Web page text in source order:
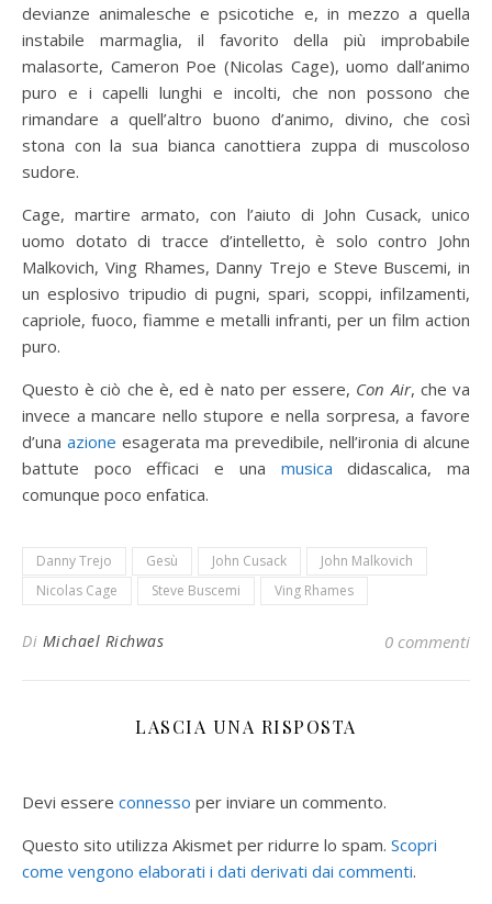
devianze animalesche e psicotiche e, in mezzo a quella
instabile marmaglia, il favorito della più improbabile
malasorte, Cameron Poe (Nicolas Cage), uomo dall’animo
puro e i capelli lunghi e incolti, che non possono che
rimandare a quell’altro buono d’animo, divino, che così
stona con la sua bianca canottiera zuppa di muscoloso
sudore.
Cage, martire armato, con l’aiuto di John Cusack, unico
uomo dotato di tracce d’intelletto, è solo contro John
Malkovich, Ving Rhames, Danny Trejo e Steve Buscemi, in
un esplosivo tripudio di pugni, spari, scoppi, infilzamenti,
capriole, fuoco, fiamme e metalli infranti, per un film action
puro.
Questo è ciò che è, ed è nato per essere, Con Air, che va
invece a mancare nello stupore e nella sorpresa, a favore
d’unaazione esagerata ma prevedibile, nell’ironia di alcune
battute poco efficaci e una musica didascalica, ma
comunque poco enfatica.
Danny Trejo Gesù John Cusack
John Malkovich
Nicolas Cage
Steve Buscemi Ving Rhames
Di Michael Richwas 0 commenti
LASCIA UNA RISPOSTA
Devi essere connesso per inviare un commento.
Questo sito utilizza Akismet per ridurre lo spam. Scopri
come vengono elaborati i dati derivati dai commenti.